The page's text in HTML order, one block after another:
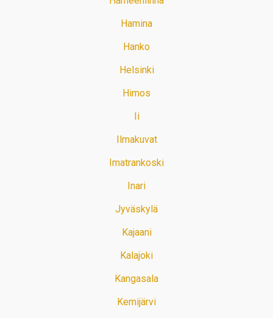
Hamina
Hanko
Helsinki
Himos
Ii
Ilmakuvat
Imatrankoski
Inari
Jyväskylä
Kajaani
Kalajoki
Kangasala
Kemijärvi